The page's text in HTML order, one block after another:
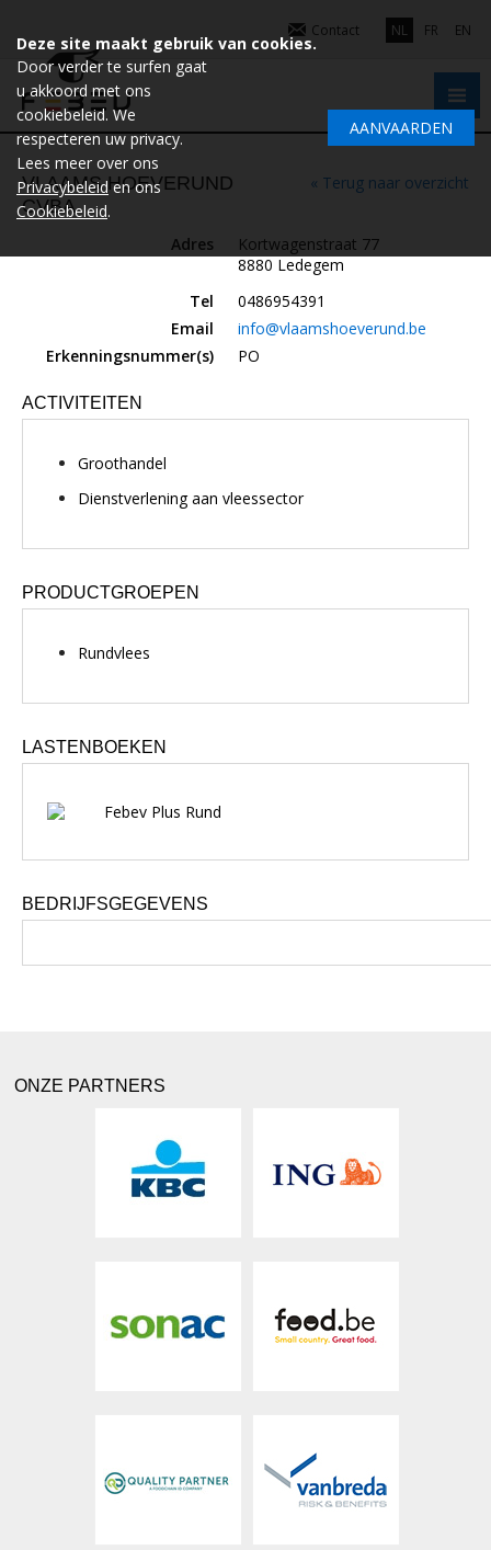
Contact NL FR EN
« Terug naar overzicht
VLAAMS HOEVERUND
CVBA
Adres
Kortwagenstraat 77
8880 Ledegem
Tel
0486954391
Email
info@vlaamshoeverund.be
Erkenningsnummer(s)
PO
ACTIVITEITEN
Groothandel
Dienstverlening aan vleessector
PRODUCTGROEPEN
Rundvlees
LASTENBOEKEN
Febev Plus Rund
BEDRIJFSGEGEVENS
ONZE PARTNERS
Deze site maakt gebruik van cookies.
Door verder te surfen gaat
u akkoord met ons
cookiebeleid. We
respecteren uw privacy.
Lees meer over ons
Privacybeleiden ons
Cookiebeleid.
AANVAARDEN